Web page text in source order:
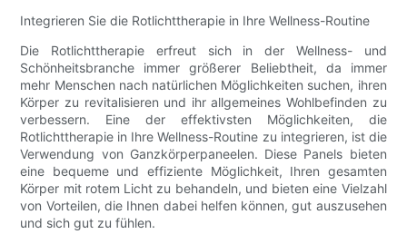
Integrieren Sie die Rotlichttherapie in Ihre Wellness-Routine
Die Rotlichttherapie erfreut sich in der Wellness- und
Schönheitsbranche immer größerer Beliebtheit, da immer
mehr Menschen nach natürlichen Möglichkeiten suchen, ihren
Körper zu revitalisieren und ihr allgemeines Wohlbefinden zu
verbessern. Eine der effektivsten Möglichkeiten, die
Rotlichttherapie in Ihre Wellness-Routine zu integrieren, ist die
Verwendung von Ganzkörperpaneelen. Diese Panels bieten
eine bequeme und effiziente Möglichkeit, Ihren gesamten
Körper mit rotem Licht zu behandeln, und bieten eine Vielzahl
von Vorteilen, die Ihnen dabei helfen können, gut auszusehen
und sich gut zu fühlen.